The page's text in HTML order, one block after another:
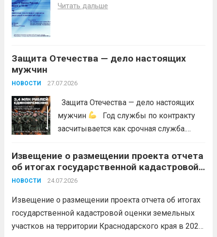
возникновений чрезвычайных
Читать дальше
Защита Отечества — дело настоящих
мужчин
НОВОСТИ 27.07.2026
Защита Отечества — дело настоящих
мужчин
Год службы по контракту
засчитывается как срочная служба.
невозможен без вашего согласия,
увольнение по окончании срока
гарантировано. Регион предоставляет
бойцам множество мер поддержки:
3,4 млн рублей единовременно;...
Извещение о размещении проекта отчета
об итогах государственной кадастровой
оценки земельных участков на
году
НОВОСТИ 24.07.2026
Извещение о размещении проекта отчета об итогах
государственной кадастровой оценки земельных
участков на территории Краснодарского края в 2026